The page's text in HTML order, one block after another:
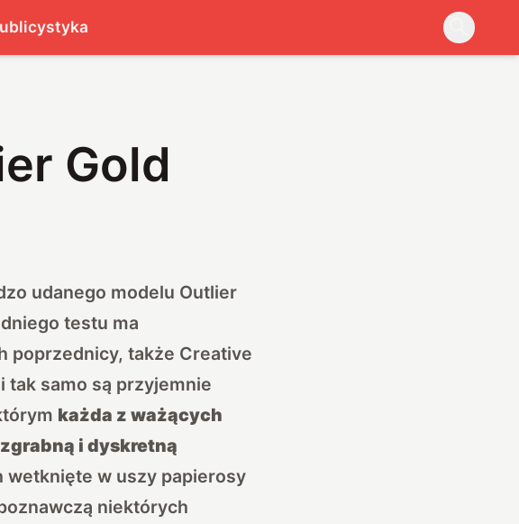
Gold
udanego modelu Outlier
testu ma
poprzednicy, także Creative
tak samo są przyjemnie
każda z ważących
i dyskretną
wetknięte w uszy papierosy
niektórych